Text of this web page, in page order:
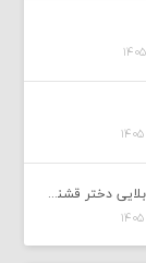
دانلود آهنگ محسن لرستانی به نام آخ چه بلایی دختر قشنگ و ماهی دختر (هوش مصنوعی)